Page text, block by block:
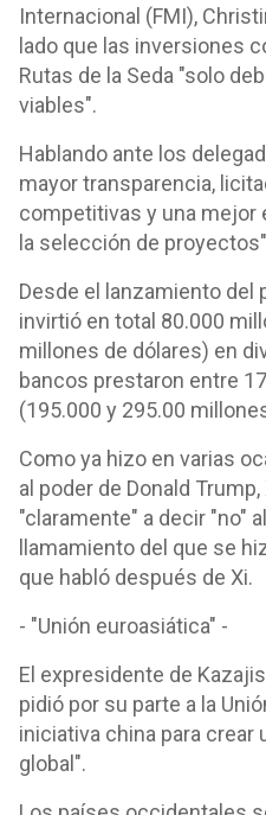
Internacional (FMI),
lado que las inversiones
Rutas de la Seda "solo
viables".
Hablando ante los
mayor transparencia,
competitivas y una mejor
la selección de
Desde el lanzamiento del
invirtió en total 80.000
millones de dólares) en
bancos prestaron entre
(195.000 y 295.00
Como ya hizo en varias
al poder de Donald
"claramente" a decir "no"
llamamiento del que se
que habló después de Xi.
- "Unión euroasiática" -
El expresidente de
pidió por su parte a la
iniciativa china para crear
global".